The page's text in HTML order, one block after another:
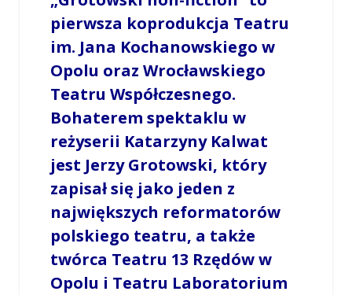
pierwsza koprodukcja Teatru
im. Jana Kochanowskiego w
Opolu oraz Wrocławskiego
Teatru Współczesnego.
Bohaterem spektaklu w
reżyserii Katarzyny Kalwat
jest Jerzy Grotowski, który
zapisał się jako jeden z
największych reformatorów
polskiego teatru, a także
twórca Teatru 13 Rzędów w
Opolu i Teatru Laboratorium